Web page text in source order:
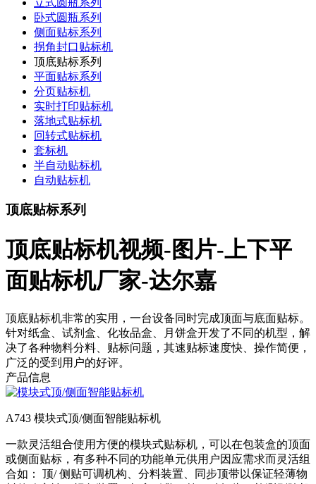
卧式圆瓶系列
侧面贴标系列
拐角封口贴标机
顶底贴标系列
平面贴标系列
分页贴标机
实时打印贴标机
落地式贴标机
回转式贴标机
套标机
半自动贴标机
自动贴标机
顶底贴标系列
顶底贴标机视频-图片-上下平
面贴标机厂家-达尔嘉
顶底贴标机非常的实用，一台设备同时完成顶面与底面贴标。
针对纸盒、试剂盒、化妆品盒、月饼盒开发了不同的机型，解
决了各种物料分料、贴标问题，其速贴标速度快、操作简便，
广泛的受到用户的好评。
产品信息
A743 模块式顶/侧面智能贴标机
一款灵活组合使用方便的模块式贴标机，可以在包装盒的顶面
或侧面贴标，有多种不同的功能单元供用户因应需求而灵活组
合如： 顶/ 侧贴可调机构、分料装置、同步顶带以保证轻薄物